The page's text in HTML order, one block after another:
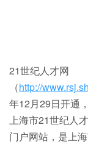
21世纪人才网
（http://
年12月29日开通
上海市21世纪人
门户网站，是上